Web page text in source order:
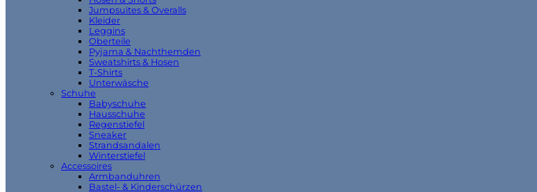
Jumpsuites & Overalls
Kleider
Leggins
Oberteile
Pyjama & Nachthemden
Sweatshirts & Hosen
T-Shirts
Unterwäsche
Schuhe
Babyschuhe
Hausschuhe
Regenstiefel
Sneaker
Strandsandalen
Winterstiefel
Accessoires
Armbanduhren
Bastel- & Kinderschürzen